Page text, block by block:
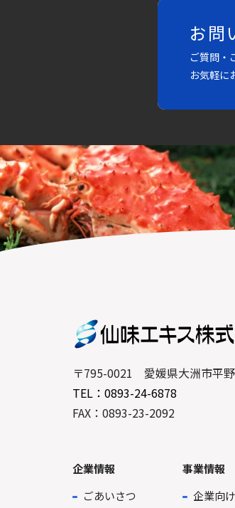
お問
ご質問・
お気軽に
〒795-0021 愛媛県大洲市平
TEL：0893-24-6878
FAX：0893-23-2092
企業情報
ごあいさつ
事業情報
企業向